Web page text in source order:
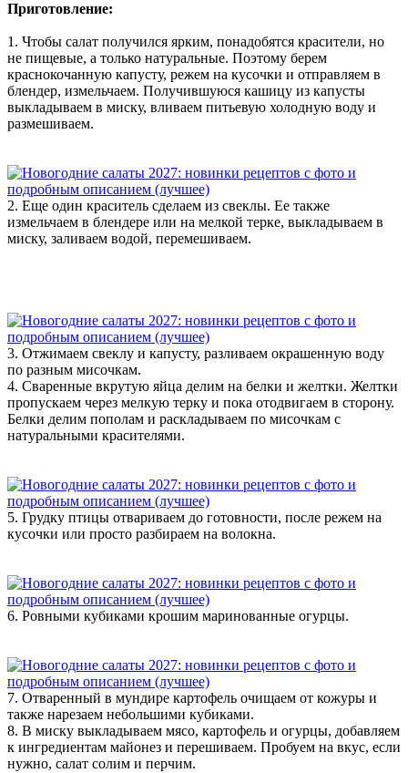
Приготовление:
1. Чтобы салат получился ярким, понадобятся красители, но
не пищевые, а только натуральные. Поэтому берем
краснокочанную капусту, режем на кусочки и отправляем в
блендер, измельчаем. Получившуюся кашицу из капусты
выкладываем в миску, вливаем питьевую холодную воду и
размешиваем.
2. Еще один краситель сделаем из свеклы. Ее также
измельчаем в блендере или на мелкой терке, выкладываем в
миску, заливаем водой, перемешиваем.
3. Отжимаем свеклу и капусту, разливаем окрашенную воду
по разным мисочкам.
4. Сваренные вкрутую яйца делим на белки и желтки. Желтки
пропускаем через мелкую терку и пока отодвигаем в сторону.
Белки делим пополам и раскладываем по мисочкам с
натуральными красителями.
5. Грудку птицы отвариваем до готовности, после режем на
кусочки или просто разбираем на волокна.
6. Ровными кубиками крошим маринованные огурцы.
7. Отваренный в мундире картофель очищаем от кожуры и
также нарезаем небольшими кубиками.
8. В миску выкладываем мясо, картофель и огурцы, добавляем
к ингредиентам майонез и перешиваем. Пробуем на вкус, если
нужно, салат солим и перчим.